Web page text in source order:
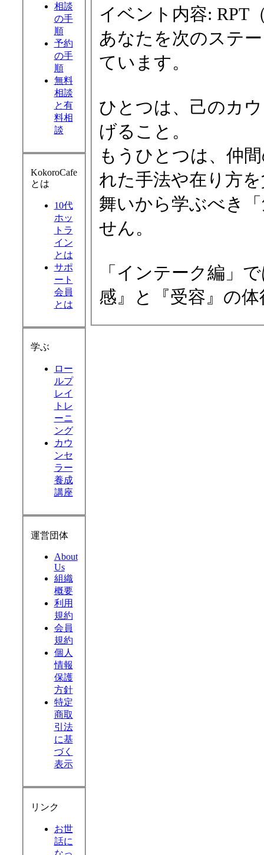
相談
の手
順
予約
の手
順
無料
相談
と有
料相
談
KokoroCafe
とは
10代
ホッ
トラ
イン
とは
サポ
ート
会員
とは
学ぶ
ロー
ルプ
レイ
トレ
ーニ
ング
カウ
ンセ
ラー
養成
講座
運営団体
About
Us
組織
概要
利用
規約
会員
規約
個人
情報
保護
方針
特定
商取
引法
に基
づく
表示
リンク
お世
話に
イベント内容:
あなたを次のステ
ています。
ひとつは、己のカ
げること。
もうひとつは、仲
れた手法や在り方
舞いから学ぶべき
せん。
「インテーク編」
感』と『受容』の